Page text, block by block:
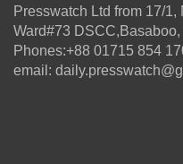
Presswatch Ltd from 17/
Ward#73
Phones:+88 01715 854
email: